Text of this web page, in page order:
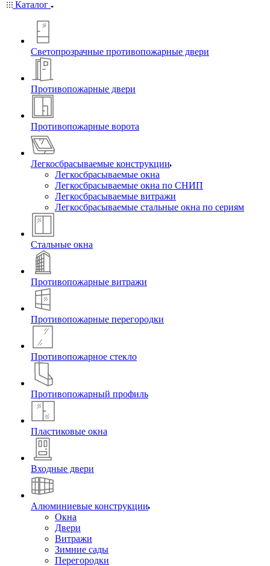
Каталог
Светопрозрачные противопожарные двери
Противопожарные двери
Противопожарные ворота
Легкосбрасываемые конструкции
Легкосбрасываемые окна
Легкосбрасываемые окна по СНИП
Легкосбрасываемые витражи
Легкосбрасываемые стальные окна по сериям
Стальные окна
Противопожарные витражи
Противопожарные перегородки
Противопожарное стекло
Противопожарный профиль
Пластиковые окна
Входные двери
Алюминиевые конструкции
Окна
Двери
Витражи
Зимние сады
Перегородки